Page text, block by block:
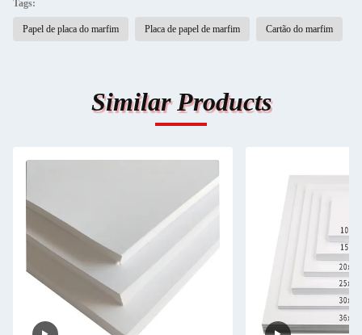
Tags:
Papel de placa do marfim Placa de papel de marfim Cartão do marfim
Similar Products